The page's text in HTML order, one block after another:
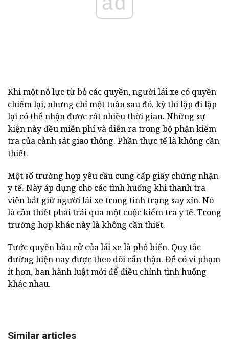
Khi một nỗ lực từ bỏ các quyền, người lái xe có quyền
chiếm lại, nhưng chỉ một tuần sau đó. kỳ thi lặp đi lặp
lại có thể nhận được rất nhiều thời gian. Những sự
kiện này đều miễn phí và diễn ra trong bộ phận kiểm
tra của cảnh sát giao thông. Phần thực tế là không cần
thiết.
Một số trường hợp yêu cầu cung cấp giấy chứng nhận
y tế. Này áp dụng cho các tình huống khi thanh tra
viên bắt giữ người lái xe trong tình trạng say xỉn. Nó
là cần thiết phải trải qua một cuộc kiểm tra y tế. Trong
trường hợp khác này là không cần thiết.
Tước quyền bầu cử của lái xe là phổ biến. Quy tắc
đường hiện nay được theo dõi cẩn thận. Để có vi phạm
ít hơn, ban hành luật mới để điều chỉnh tình huống
khác nhau.
Similar articles